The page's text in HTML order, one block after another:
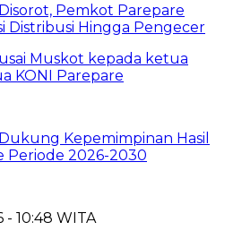
Pemkot Parepare
Distribusi Hingga Pengecer
Kepemimpinan Hasil
Periode 2026-2030
10:48 WITA